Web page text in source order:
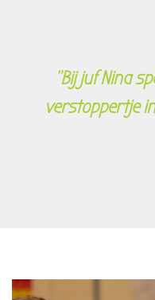
"Bij juf Nina
verstoppertje